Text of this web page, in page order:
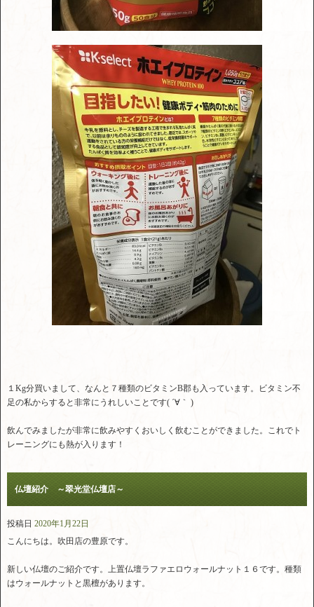
１Kg分買いまして、なんと７種類のビタミンB郡も入っています。ビタミン不
足の私からすると非常にうれしいことです( ´∀｀ )
飲んでみましたが非常に飲みやすくおいしく飲むことができました。これでト
レーニングにも熱が入ります！
仏壇紹介 ～翠光堂仏壇店～
投稿日 2020年1月22日
こんにちは。吹田店の豊原です。
新しい仏壇のご紹介です。上置仏壇ラファエロウォールナット１６です。種類
はウォールナットと黒檀があります。